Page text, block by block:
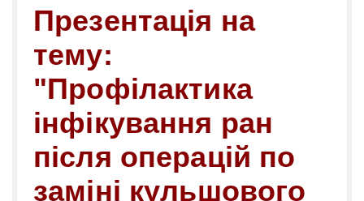
Презентація на
тему:
"Профілактика
інфікування ран
після операцій по
заміні кульшового